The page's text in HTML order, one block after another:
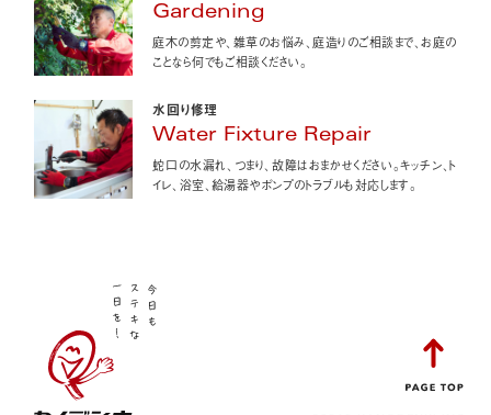
Gardening
庭木の剪定や、雑草のお悩み、庭造りのご相談まで、お庭の
ことなら何でもご相談ください。
水回り修理
Water Fixture Repair
蛇口の水漏れ、つまり、故障はおまかせください。キッチン、ト
イレ、浴室、給湯器やポンプのトラブルも対応します。